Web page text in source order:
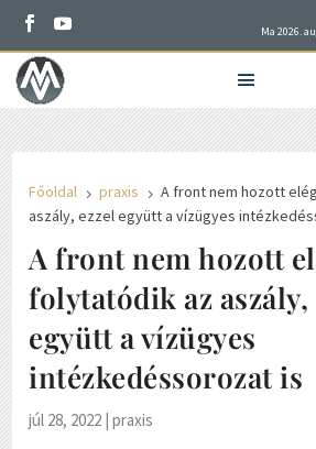
Ma 2026.
Főoldal 5 praxis 5 A front nem hozott
aszály, ezzel együtt a vízügyes
A front nem hozott
folytatódik az aszály,
együtt a vízügyes
intézkedéssorozat is
júl 28, 2022 |praxis